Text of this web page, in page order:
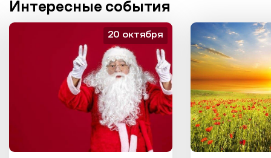
Интересные события
20 октября